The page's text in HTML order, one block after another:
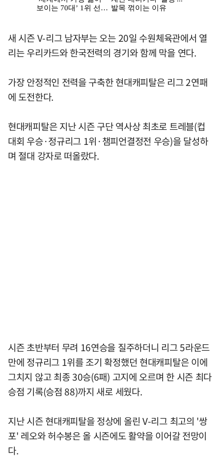
새 시즌 V-리그 남자부는 오는 20일 수원체육관에서 열
리는 우리카드와 한국전력의 경기와 함께 막을 연다.
가장 안정적인 전력을 구축한 현대캐피탈은 리그 2연패
에 도전한다.
현대캐피탈은 지난 시즌 구단 역사상 최초로 트레블(컵
대회 우승·정규리그 1위·챔피언결정전 우승)을 달성하
며 절대 강자로 떠올랐다.
시즌 초반부터 무려 16연승을 질주하더니 리그 5라운드
만에 정규리그 1위를 조기 확정했던 현대캐피탈은 이에
그치지 않고 최종 30승(6패) 고지에 오르며 한 시즌 최다
승점 기록(승점 88)까지 새로 세웠다.
지난 시즌 현대캐피탈을 정상에 올린 V-리그 최고의 '쌍
포' 레오와 허수봉은 올 시즌에도 활약을 이어갈 전망이
다.